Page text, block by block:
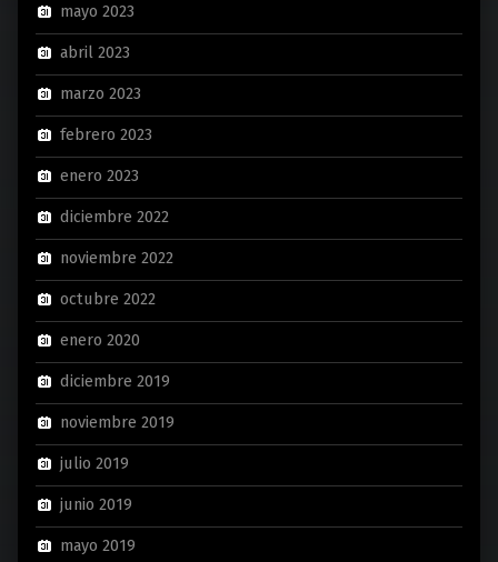
mayo 2023
abril 2023
marzo 2023
febrero 2023
enero 2023
diciembre 2022
noviembre 2022
octubre 2022
enero 2020
diciembre 2019
noviembre 2019
julio 2019
junio 2019
mayo 2019